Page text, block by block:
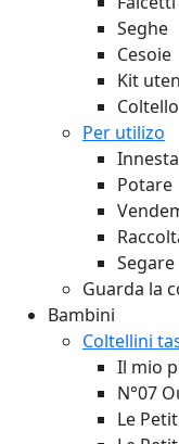
Seghe
Cesoie
Kit
Per utilizo
Potare
Segare
Guarda la
Bambini
Coltellini
Il mio
N°07
Le